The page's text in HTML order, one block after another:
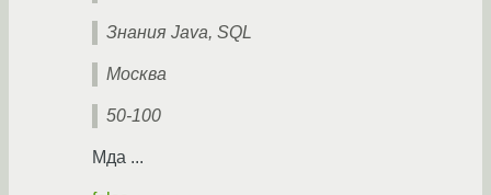
Знания Java, SQL
Москва
50-100
Мда ...